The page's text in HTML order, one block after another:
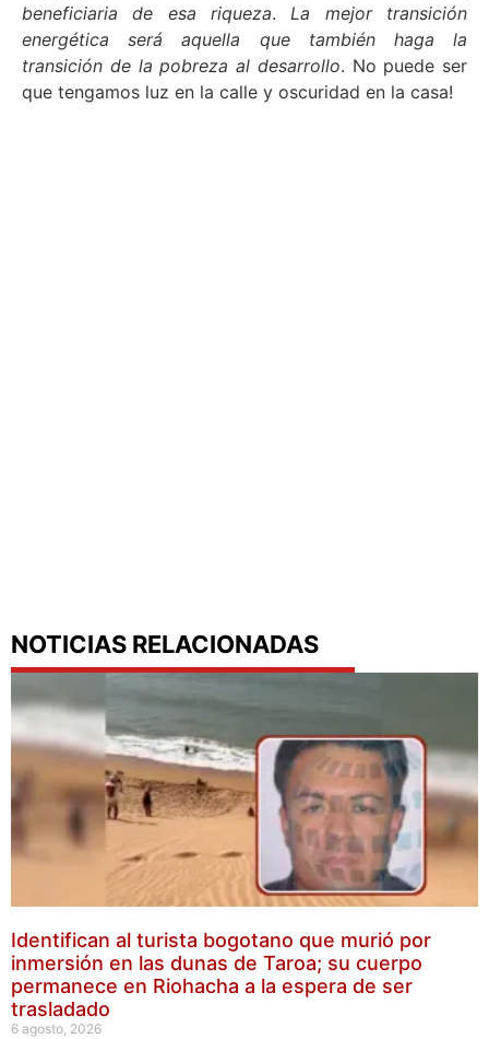
beneficiaria de esa riqueza. La mejor transición
energética será aquella que también haga la
transición de la pobreza al desarrollo. No puede ser
que tengamos luz en la calle y oscuridad en la casa!
NOTICIAS RELACIONADAS
Identifican al turista bogotano que murió por
inmersión en las dunas de Taroa; su cuerpo
permanece en Riohacha a la espera de ser
trasladado
6 agosto, 2026